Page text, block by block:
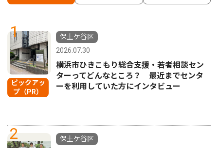
1
ピックアッ
プ（PR）
保土ケ谷区
2026.07.30
横浜市ひきこもり総合支援・若者相談セン
ターってどんなところ？ 最近までセンタ
ーを利用していた方にインタビュー
2
保土ケ谷区